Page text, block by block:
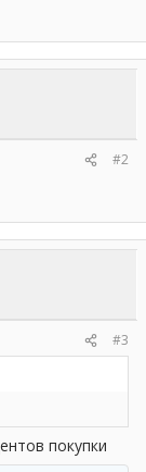
#2
#3
покупки